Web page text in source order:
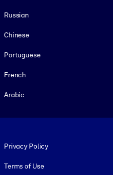
Russian
Chinese
Portuguese
French
Arabic
Privacy Policy
Terms of Use